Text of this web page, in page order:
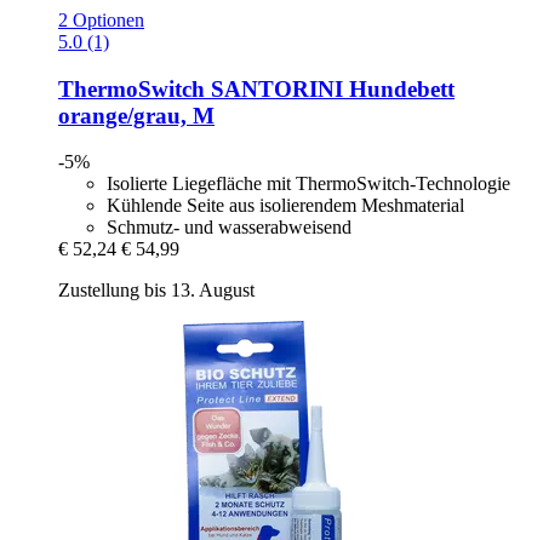
2 Optionen
5.0 (1)
ThermoSwitch SANTORINI Hundebett
orange/grau, M
-5%
Isolierte Liegefläche mit ThermoSwitch-Technologie
Kühlende Seite aus isolierendem Meshmaterial
Schmutz- und wasserabweisend
€ 52,24 € 54,99
Zustellung bis 13. August